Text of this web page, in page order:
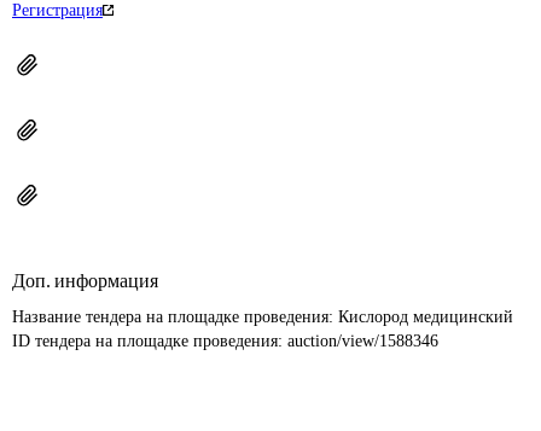
Регистрация
Доп. информация
Название тендера на площадке проведения: Кислород медицинский
ID тендера на площадке проведения: auction/view/1588346